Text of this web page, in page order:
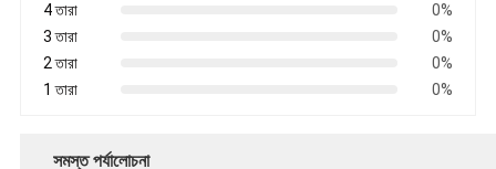
4 তারা
0%
3 তারা
0%
2 তারা
0%
1 তারা
0%
সমস্ত পর্যালোচনা